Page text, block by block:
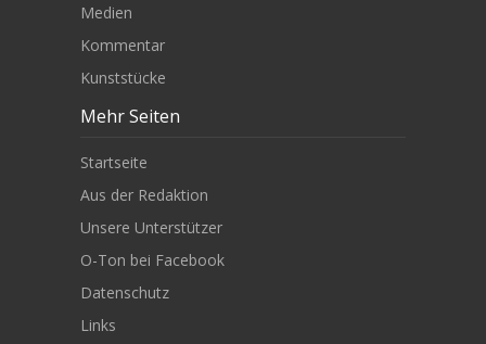
Medien
Kommentar
Kunststücke
Mehr Seiten
Startseite
Aus der Redaktion
Unsere Unterstützer
O-Ton bei Facebook
Datenschutz
Links